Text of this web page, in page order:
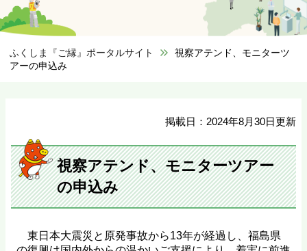
ふくしま『ご縁』ポータルサイト >
視察アテンド、モニターツ
アーの申込み
掲載日：2024年8月30日更新
視察アテンド、モニターツアー
の申込み
東日本大震災と原発事故から13年が経過し、福島県